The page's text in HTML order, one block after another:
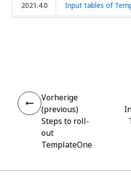
2021.4.0 Input tables of
Vorherige
(previous)
Steps to roll-
out
TemplateOne